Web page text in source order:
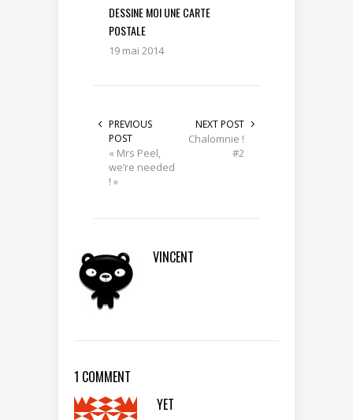
DESSINE MOI UNE CARTE
POSTALE
19 mai 2014
PREVIOUS
POST
« Mrs Peel,
we’re needed
! »
NEXT POST
Chalomnie !
#2
VINCENT
1 COMMENT
YET